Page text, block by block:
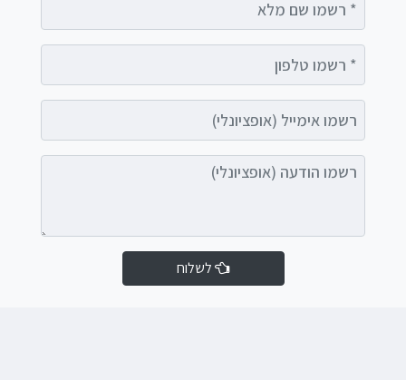
רשמו הודעה (אופציונלי)
לשלוח